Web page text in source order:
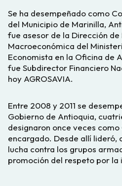
Se ha desempeñado como
del Municipio de Marinilla,
fue asesor de la Dirección de
Macroeconómica del
Economista en la Oficina de
fue Subdirector Financiero
hoy AGROSAVIA.
Entre 2008 y 2011 se
Gobierno de Antioquia,
designaron once veces
encargado. Desde allí lideró,
lucha contra los grupos
promoción del respeto por la